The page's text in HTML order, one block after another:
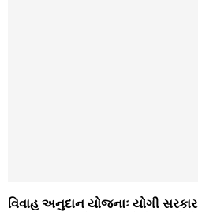
વિવાહ અનુદાન યોજનાઃ યોગી